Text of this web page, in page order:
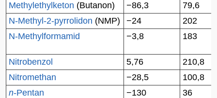
Methylethylketon (Butanon) −86,3
79,6
N-Methyl-2-pyrrolidon (NMP) −24
202
N-Methylformamid
−3,8 183
Nitrobenzol 5,76
210,8
Nitromethan
−28,5
100,8
n-Pentan −130
36